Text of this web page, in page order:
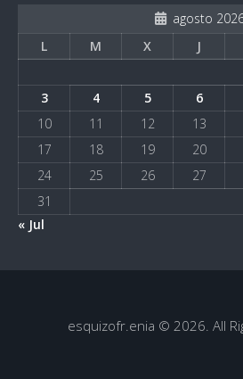
agosto
L
M X J
3
4 5 6
10
11 12 13
17
18 19 20
24
25 26 27
31
« Jul
esquizofr.enia © 2026. All